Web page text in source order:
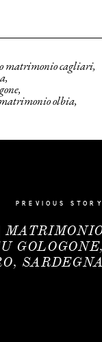
matrimonio cagliari
olbia
PREVIOUS STORY
GOLOGONE,
SARDEGNA